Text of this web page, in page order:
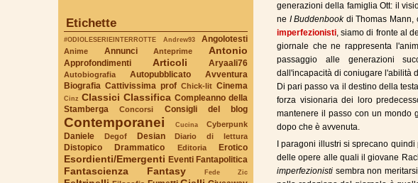
Etichette
#ODIOLESERIEINTERROTTE Andrew93 Angolotesti
Anime Annunci Anteprime Antonio
Approfondimenti Articoli Aryaali76
Autobiografia Autopubblicato
Avventura
Biografia Cattivissima prof Chick-lit Cinema
Cinz Classici Classifica Compleanno della
Stamberga
Concorsi Consigli del blog
Contemporanei Cucina Cyberpunk
Daniele Degof Desian Diario di lettura
Distopico Drammatico Editoria Erotico
Esordienti/Emergenti Eventi Fantapolitica
Fantascienza Fantasy Fede Zic
generazioni della famiglia Ott: il
ne I Buddenbookdi Thomas Mann,
imperfezionisti, siamo di fronte al
giornale che ne rappresenta
passaggio alle generazioni
dall'incapacità di coniugare l'abilità
Di pari passo va il destino della
forza visionaria dei loro
mantenere il passo con un mondo
dopo che è avvenuta.
I paragoni illustri si sprecano
delle opere alle quali il giovane
imperfezionisti sembra non